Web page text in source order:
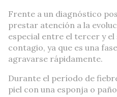
Frente a un diagnóstico
prestar atención a la
especial entre el tercer y
contagio, ya que es una
agravarse rápidamente.
Durante el período de
piel con una esponja o